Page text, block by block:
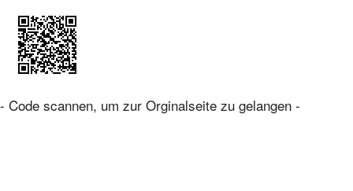
- Code scannen, um zur Orginalseite zu gelangen -